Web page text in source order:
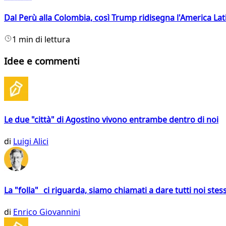
Dal Perù alla Colombia, così Trump ridisegna l'America
1 min di lettura
Idee e commenti
Le due "città" di Agostino vivono entrambe dentro di noi
di Luigi Alici
La "folla" ci riguarda, siamo chiamati a dare tutti noi
di Enrico Giovannini